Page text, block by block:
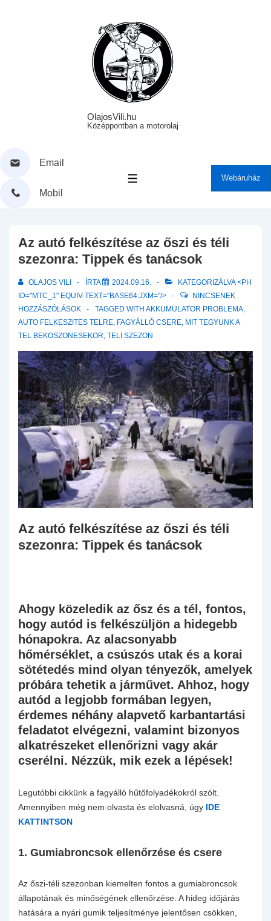
OlajosVili.hu
Középpontban a motorolaj
Email
Mobil
MENÜ Webáruház
Az autó felkészítése az őszi és téli
szezonra: Tippek és tanácsok
OLAJOS VILI ÍRTA 2024.09.16.
KATEGORIZÁLVA <PH
ID="MTC_1" EQUIV-TEXT="BASE64:JXM="/>
NINCSENEK
HOZZÁSZÓLÁSOK
TAGGED WITH AKKUMULATOR PROBLEMA,
AUTO FELKESZITES TELRE, FAGYÁLLÓ CSERE, MIT TEGYUNK A
TEL BEKOSZONESEKOR, TELI SZEZON
Az autó felkészítése az őszi és téli
szezonra: Tippek és tanácsok
Ahogy közeledik az ősz és a tél, fontos,
hogy autód is felkészüljön a hidegebb
hónapokra. Az alacsonyabb
hőmérséklet, a csúszós utak és a korai
sötétedés mind olyan tényezők, amelyek
próbára tehetik a járművet. Ahhoz, hogy
autód a legjobb formában legyen,
érdemes néhány alapvető karbantartási
feladatot elvégezni, valamint bizonyos
alkatrészeket ellenőrizni vagy akár
cserélni. Nézzük, mik ezek a lépések!
Legutóbbi cikkünk a fagyálló hűtőfolyadékokról szólt.
Amennyiben még nem olvasta és elolvasná, úgy IDE
KATTINTSON
1. Gumiabroncsok ellenőrzése és csere
Az őszi-téli szezonban kiemelten fontos a gumiabroncsok
állapotának és minőségének ellenőrzése. A hideg időjárás
hatására a nyári gumik teljesítménye jelentősen csökken,